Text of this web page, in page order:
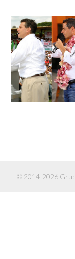
© 2014-2026